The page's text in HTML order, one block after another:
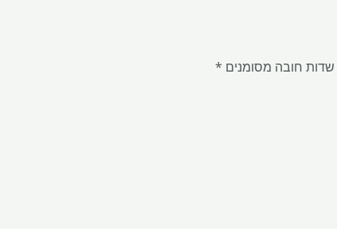
שדות חובה מסומנים *